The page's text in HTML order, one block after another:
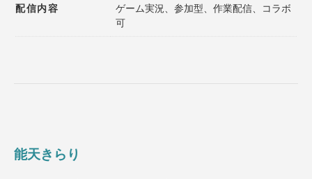
配信内容
ゲーム実況、参加型、作業配信、コラボ
可
能天きらり